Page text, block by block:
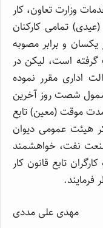
وزارت تعاون، کار
۹۱۲ مورخ ۱۳۹۱/۱۲/۹ پاداش پایان سال (عیدى) تمامی كاركنان
یکسان و برابر مصوبه
است، لیکن در
۱۲/۱۷ هیئت عمومی دیوان عدالت اداری مقرر نموده
شصت روز آخرین
موقت (معین) تابع
هیئت عمومی دیوان
نفت، خواهشمند
۱٤۰۱ کارکنان موصوف مشابه کارگران تابع قانون کار
مهدی علی مددی